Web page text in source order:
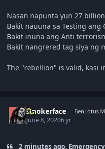
Nasan napunta yun 27
Bakit nauuna sa Testing ang
Bakit inuna ang Anti
Bakit nangrered tag siya ng
The "rebellion" is valid, kasi
smokerface BenLotus
June 8, 20206 yr
2 minutes ago,